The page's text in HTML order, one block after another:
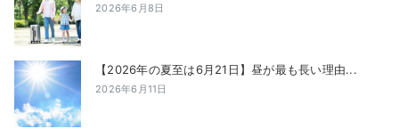
2026年6月8日
【2026年の夏至は6月21日】昼が最も長い理由...
2026年6月11日